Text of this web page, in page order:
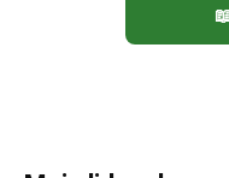
Peixe-lua emerge